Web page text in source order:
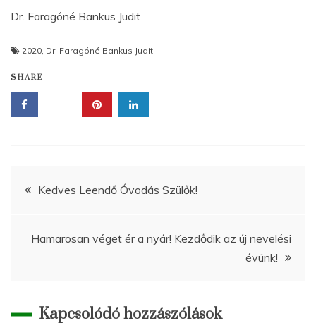
Dr. Faragóné Bankus Judit
2020 Dr. Faragóné Bankus Judit
SHARE
Bejegyzés
Kedves Leendő Óvodás Szülők!
Hamarosan véget ér a nyár! Kezdődik az új nevelési
évünk!
Kapcsolódó hozzászólások